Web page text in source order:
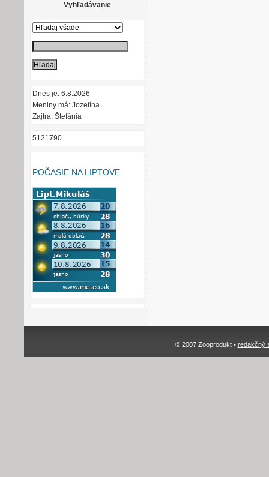
Vyhľadávanie
Dnes je: 6.8.2026
Meniny má: Jozefína
Zajtra: Štefánia
5121790
POČASIE NA LIPTOVE
© 2007 Zooprodukt • redakčný